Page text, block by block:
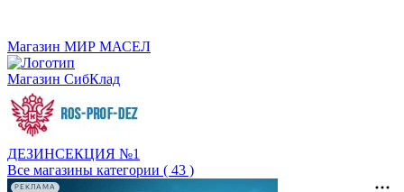
Магазин МИР МАСЕЛ
Магазин СибКлад
ДЕЗИНСЕКЦИЯ №1
Все магазины категории ( 43 )
РЕКЛАМА